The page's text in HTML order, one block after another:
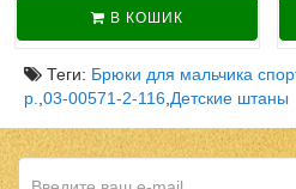
В КОШИК
Теги: Брюки для мальчика
р. 03-00571-2-116 Детские штаны